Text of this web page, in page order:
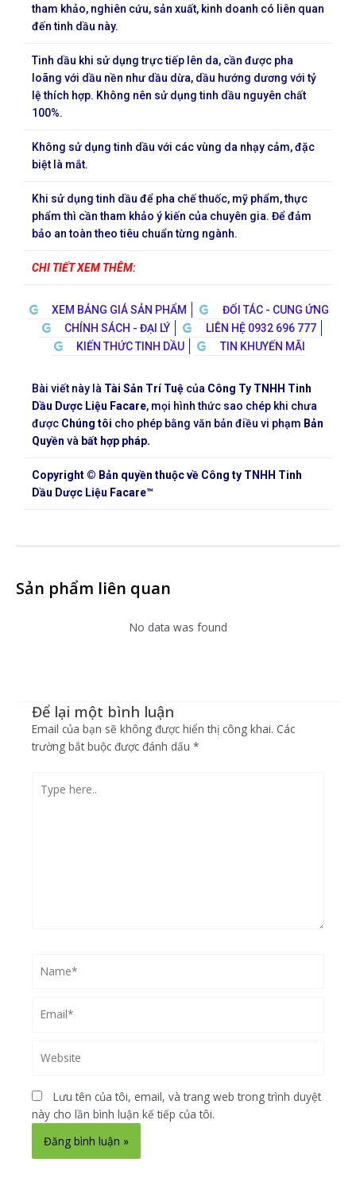
tham khảo, nghiên cứu, sản xuất, kinh doanh có liên quan
đến tinh dầu này.
Tinh dầu khi sử dụng trực tiếp lên da, cần được pha
loãng với dầu nền như dầu dừa, dầu hướng dương với tỷ
lệ thích hợp. Không nên sử dụng tinh dầu nguyên chất
100%.
Không sử dụng tinh dầu với các vùng da nhạy cảm, đặc
biệt là mắt.
Khi sử dụng tinh dầu để pha chế thuốc, mỹ phẩm, thực
phẩm thì cần tham khảo ý kiến của chuyên gia. Để đảm
bảo an toàn theo tiêu chuẩn từng ngành.
CHI TIẾT XEM THÊM:
XEM BẢNG GIÁ SẢN PHẨM
ĐỐI TÁC - CUNG ỨNG
CHÍNH SÁCH - ĐẠI LÝ
LIÊN HỆ 0932 696 777
KIẾN THỨC TINH DẦU
TIN KHUYẾN MÃI
Bài viết này là Tài Sản Trí Tuệ của Công Ty TNHH Tinh
Dầu Dược Liệu Facare, mọi hình thức sao chép khi chưa
được Chúng tôi cho phép bằng văn bản điều vi phạm Bản
Quyền và bất hợp pháp.
Copyright © Bản quyền thuộc về Công ty TNHH Tinh
Dầu Dược Liệu Facare™
Sản phẩm liên quan
No data was found
Để lại một bình luận
Email của bạn sẽ không được hiển thị công khai. Các
trường bắt buộc được đánh dấu *
here..
Lưu tên của tôi, email, và trang web trong trình duyệt
này cho lần bình luận kế tiếp của tôi.